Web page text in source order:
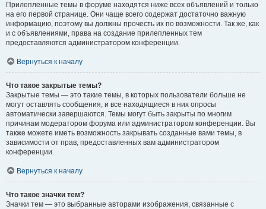
Прилепленные темы в форуме находятся ниже всех объявлений и только
на его первой странице. Они чаще всего содержат достаточно важную
информацию, поэтому вы должны прочесть их по возможности. Так же, как
и с объявлениями, права на создание прилепленных тем
предоставляются администратором конференции.
Вернуться к началу
Что такое закрытые темы?
Закрытые темы — это такие темы, в которых пользователи больше не
могут оставлять сообщения, и все находящиеся в них опросы
автоматически завершаются. Темы могут быть закрыты по многим
причинам модератором форума или администратором конференции. Вы
также можете иметь возможность закрывать созданные вами темы, в
зависимости от прав, предоставленных вам администратором
конференции.
Вернуться к началу
Что такое значки тем?
Значки тем — это выбранные авторами изображения, связанные с